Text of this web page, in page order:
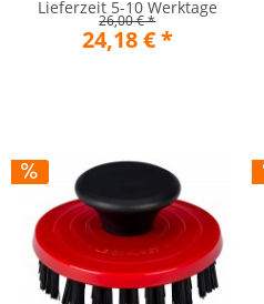
Lieferzeit 5-10 Werktage
26,00 € *
24,18 € *